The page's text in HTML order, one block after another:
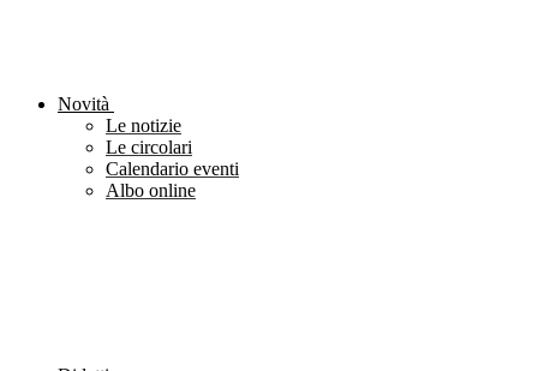
Novità
Le notizie
Le circolari
Calendario eventi
Albo online